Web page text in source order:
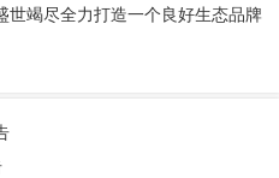
世竭尽全力打造一个良好生态品牌